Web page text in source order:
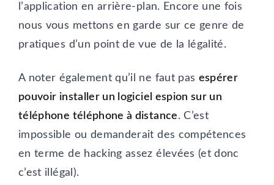
l’application en arrière-plan. Encore une fois
nous vous mettons en garde sur ce genre de
pratiques d’un point de vue de la légalité.
A noter également qu’il ne faut pas espérer
pouvoir installer un logiciel espion sur un
téléphone téléphone à distance. C’est
impossible ou demanderait des compétences
en terme de hacking assez élevées (et donc
c’est illégal).